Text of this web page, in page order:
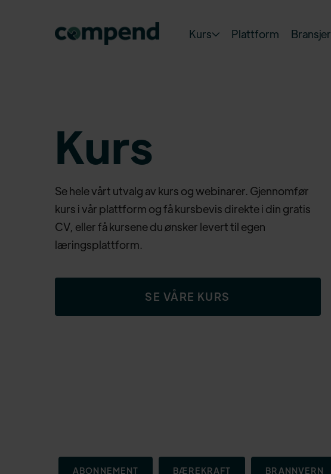
Kurs  Plattform Bransjer
Kurs
Se hele vårt utvalg av kurs og webinarer. Gjennomfør
kurs i vår plattform og få kursbevis direkte i din gratis
CV, eller få kursene du ønsker levert til egen
læringsplattform.
SE VÅRE KURS
ABONNEMENT BÆREKRAFT BRANNVERN